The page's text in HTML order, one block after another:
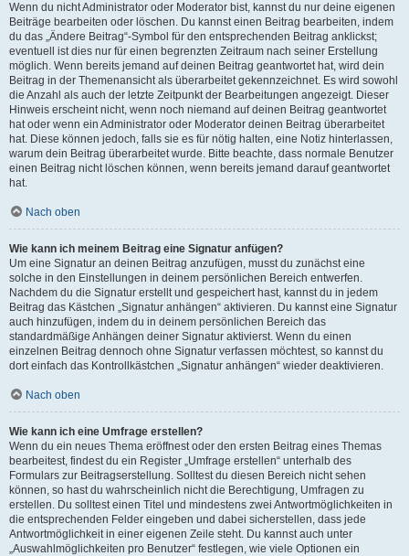
Wenn du nicht Administrator oder Moderator bist, kannst du nur deine eigenen
Beiträge bearbeiten oder löschen. Du kannst einen Beitrag bearbeiten, indem
du das „Ändere Beitrag“-Symbol für den entsprechenden Beitrag anklickst;
eventuell ist dies nur für einen begrenzten Zeitraum nach seiner Erstellung
möglich. Wenn bereits jemand auf deinen Beitrag geantwortet hat, wird dein
Beitrag in der Themenansicht als überarbeitet gekennzeichnet. Es wird sowohl
die Anzahl als auch der letzte Zeitpunkt der Bearbeitungen angezeigt. Dieser
Hinweis erscheint nicht, wenn noch niemand auf deinen Beitrag geantwortet
hat oder wenn ein Administrator oder Moderator deinen Beitrag überarbeitet
hat. Diese können jedoch, falls sie es für nötig halten, eine Notiz hinterlassen,
warum dein Beitrag überarbeitet wurde. Bitte beachte, dass normale Benutzer
einen Beitrag nicht löschen können, wenn bereits jemand darauf geantwortet
hat.
Nach oben
Wie kann ich meinem Beitrag eine Signatur anfügen?
Um eine Signatur an deinen Beitrag anzufügen, musst du zunächst eine
solche in den Einstellungen in deinem persönlichen Bereich entwerfen.
Nachdem du die Signatur erstellt und gespeichert hast, kannst du in jedem
Beitrag das Kästchen „Signatur anhängen“ aktivieren. Du kannst eine Signatur
auch hinzufügen, indem du in deinem persönlichen Bereich das
standardmäßige Anhängen deiner Signatur aktivierst. Wenn du einen
einzelnen Beitrag dennoch ohne Signatur verfassen möchtest, so kannst du
dort einfach das Kontrollkästchen „Signatur anhängen“ wieder deaktivieren.
Nach oben
Wie kann ich eine Umfrage erstellen?
Wenn du ein neues Thema eröffnest oder den ersten Beitrag eines Themas
bearbeitest, findest du ein Register „Umfrage erstellen“ unterhalb des
Formulars zur Beitragserstellung. Solltest du diesen Bereich nicht sehen
können, so hast du wahrscheinlich nicht die Berechtigung, Umfragen zu
erstellen. Du solltest einen Titel und mindestens zwei Antwortmöglichkeiten in
die entsprechenden Felder eingeben und dabei sicherstellen, dass jede
Antwortmöglichkeit in einer eigenen Zeile steht. Du kannst auch unter
„Auswahlmöglichkeiten pro Benutzer“ festlegen, wie viele Optionen ein